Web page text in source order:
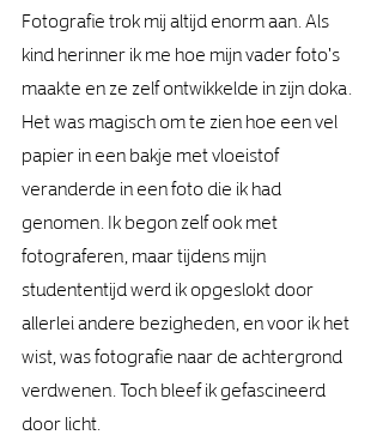
Fotografie trok mij altijd enorm aan. Als
kind herinner ik me hoe mijn vader foto's
maakte en ze zelf ontwikkelde in zijn doka.
Het was magisch om te zien hoe een vel
papier in een bakje met vloeistof
veranderde in een foto die ik had
genomen. Ik begon zelf ook met
fotograferen, maar tijdens mijn
studententijd werd ik opgeslokt door
allerlei andere bezigheden, en voor ik het
wist, was fotografie naar de achtergrond
verdwenen. Toch bleef ik gefascineerd
door licht.